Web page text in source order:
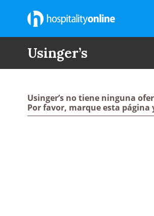
Usinger’s
Usinger’s no tiene ninguna
Por favor, marque esta